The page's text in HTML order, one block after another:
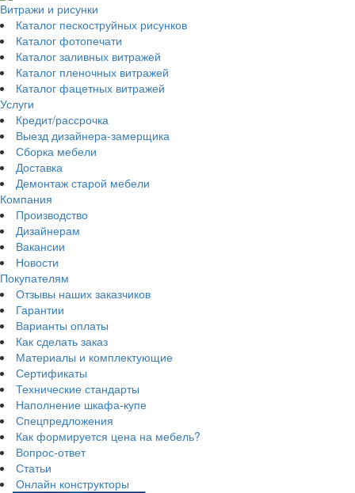
Витражи и рисунки
Каталог пескоструйных рисунков
Каталог фотопечати
Каталог заливных витражей
Каталог пленочных витражей
Каталог фацетных витражей
Услуги
Кредит/рассрочка
Выезд дизайнера-замерщика
Сборка мебели
Доставка
Демонтаж старой мебели
Компания
Производство
Дизайнерам
Вакансии
Новости
Покупателям
Отзывы наших заказчиков
Гарантии
Варианты оплаты
Как сделать заказ
Материалы и комплектующие
Сертификаты
Технические стандарты
Наполнение шкафа-купе
Спецпредложения
Как формируется цена на мебель?
Вопрос-ответ
Статьи
Онлайн конструкторы